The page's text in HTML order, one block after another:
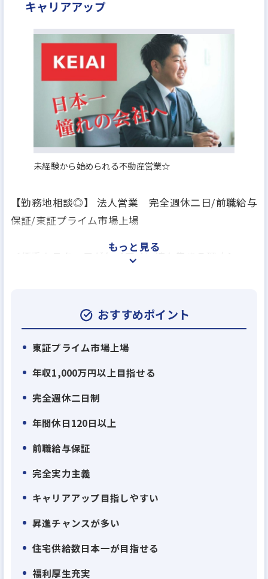
年収300万円
月給25万円
キャリアアップ
未経験から始められる不動産営業☆
【勤務地相談◎】 法人営業 完全週休二日/前職給与
保証/東証プライム市場上場
＜優秀なスタッフがケイアイに続々集まる理由＞
介営業の会社などの同業や異業界の営業や販売出身
者の若くて優秀なメンバーが続々とジョインいただ
いています。その主な理由は２つ。
・理由１：住宅供給数日本一に向け業績右肩上がり
＝キャリアアップを目指しやすい
上場以来、業績は右肩上がり、弊社が現在目指して
能ペース。あと6年以内でNo1を達成します。そんな
伸びに伸びている弊社ですから、業績拡大ペースに
長クラスはもちろん、役員も十分目指せます。上場
企業の幹部になれるチャンスのある企業はそう多く
はないはず。
もっと見る
おすすめポイント
東証プライム市場上場
年収1,000万円以上目指せる
完全週休二日制
年間休日120日以上
前職給与保証
完全実力主義
キャリアアップ目指しやすい
昇進チャンスが多い
住宅供給数日本一が目指せる
福利厚生充実